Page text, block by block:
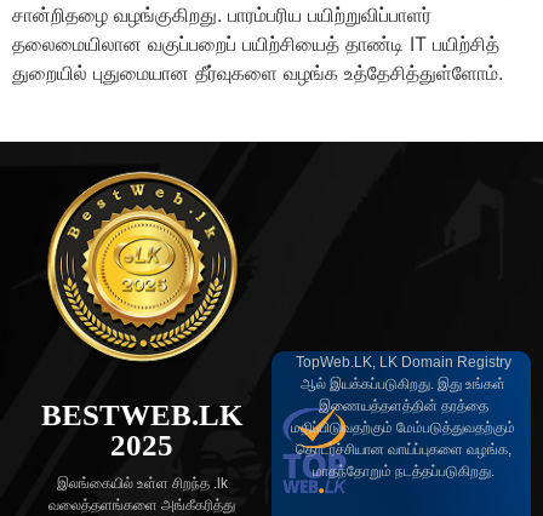
சான்றிதழை வழங்குகிறது. பாரம்பரிய பயிற்றுவிப்பாளர்
தலைமையிலான வகுப்பறைப் பயிற்சியைத் தாண்டி IT பயிற்சித்
துறையில் புதுமையான தீர்வுகளை வழங்க உத்தேசித்துள்ளோம்.
BESTWEB.LK
2025
இலங்கையில் உள்ள சிறந்த .lk
வலைத்தளங்களை அங்கீகரித்து
TopWeb.LK, LK Domain Registry
ஆல் இயக்கப்படுகிறது. இது உங்கள்
இணையத்தளத்தின் தரத்தை
மதிப்பிடுவதற்கும் மேம்படுத்துவதற்கும்
தொடர்ச்சியான வாய்ப்புகளை வழங்க,
மாதந்தோறும் நடத்தப்படுகிறது.